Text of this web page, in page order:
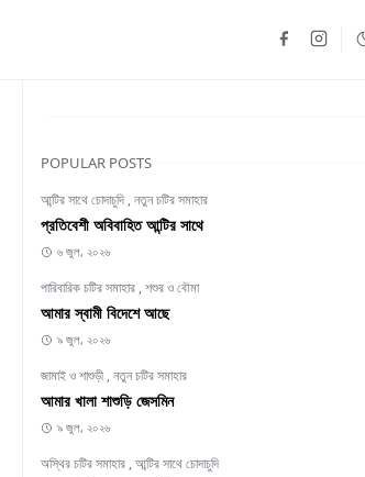
POPULAR POSTS
আন্টির সাথে চোদাচুদি ,নতুন চটির সমাহার
প্রতিবেশী অবিবাহিত আন্টির সাথে
৬ জুল, ২০২৬
পারিবারিক চটির সমাহার ,শশুর ও বৌমা
আমার স্বামী বিদেশে আছে
৯ জুল, ২০২৬
জামাই ও শাশুড়ী ,নতুন চটির সমাহার
আমার খালা শাশুড়ি জেসমিন
৯ জুল, ২০২৬
অস্থির চটির সমাহার ,আন্টির সাথে চোদাচুদি